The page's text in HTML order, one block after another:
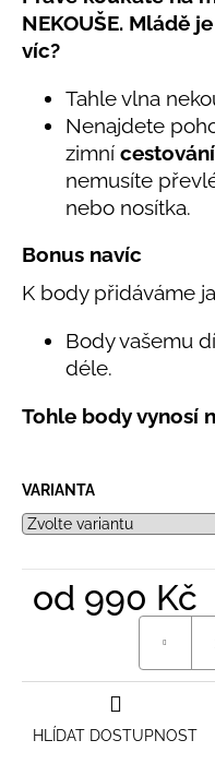
je
5,0
hvězdiček.
NEKOUŠE. Mládě
víc?
Tahle vlna
Nenajdete
zimní cestování
nemusíte
nebo nosítka.
Bonus navíc
K body přidáváme
Body vašemu
déle.
Tohle body vynosí
VARIANTA
od 990 Kč
HLÍDAT DOSTUPNOST
u
j
BAMBUSOVÉ
TRIKO
PRUHY
MODRÉ
435